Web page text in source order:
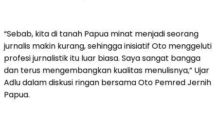
“Sebab, kita di tanah Papua minat menjadi seorang
jurnalis makin kurang, sehingga inisiatif Oto menggeluti
profesi jurnalistik itu luar biasa. Saya sangat bangga
dan terus mengembangkan kualitas menulisnya,” Ujar
Adlu dalam diskusi ringan bersama Oto Pemred Jernih
Papua.